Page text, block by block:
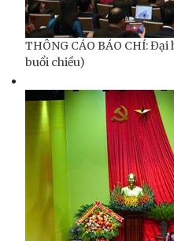
THÔNG CÁO BÁO CHÍ:
buổi chiều)